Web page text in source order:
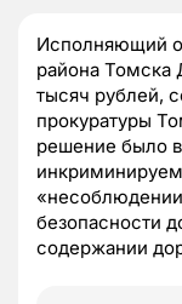
Исполняющий
района Томска
тысяч рублей,
прокуратуры
решение было
безопасности
содержании